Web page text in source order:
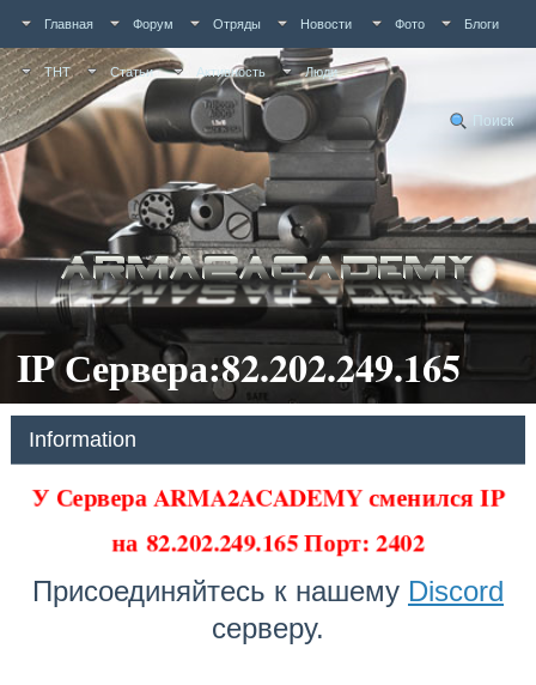
Главная Форум Отряды Новости Фото Блоги
ТНТ Статьи Активность Люди
Поиск
IP Сервера:82.202.249.165
Information
У Сервера ARMA2ACADEMY сменился IP
на82.202.249.165 Порт: 2402
Присоединяйтесь к нашему Discord
серверу.